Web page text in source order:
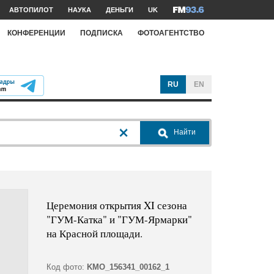
АВТОПИЛОТ НАУКА ДЕНЬГИ UK
КОНФЕРЕНЦИИ ПОДПИСКА ФОТОАГЕНТСТВО
RU EN
Найти
Церемония открытия XI сезона
"ГУМ-Катка" и "ГУМ-Ярмарки"
на Красной площади.
Код фото: KMO_156341_00162_1